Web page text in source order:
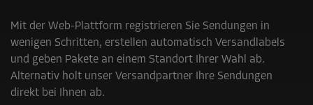
Mit der Web-Plattform registrieren Sie Sendungen in
wenigen Schritten, erstellen automatisch Versandlabels
und geben Pakete an einem Standort Ihrer Wahl ab.
Alternativ holt unser Versandpartner Ihre Sendungen
direkt bei Ihnen ab.